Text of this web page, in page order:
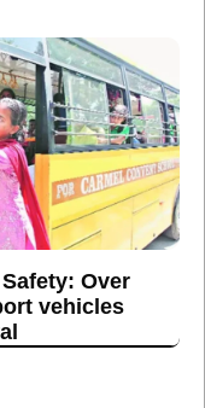
Over
vehicles